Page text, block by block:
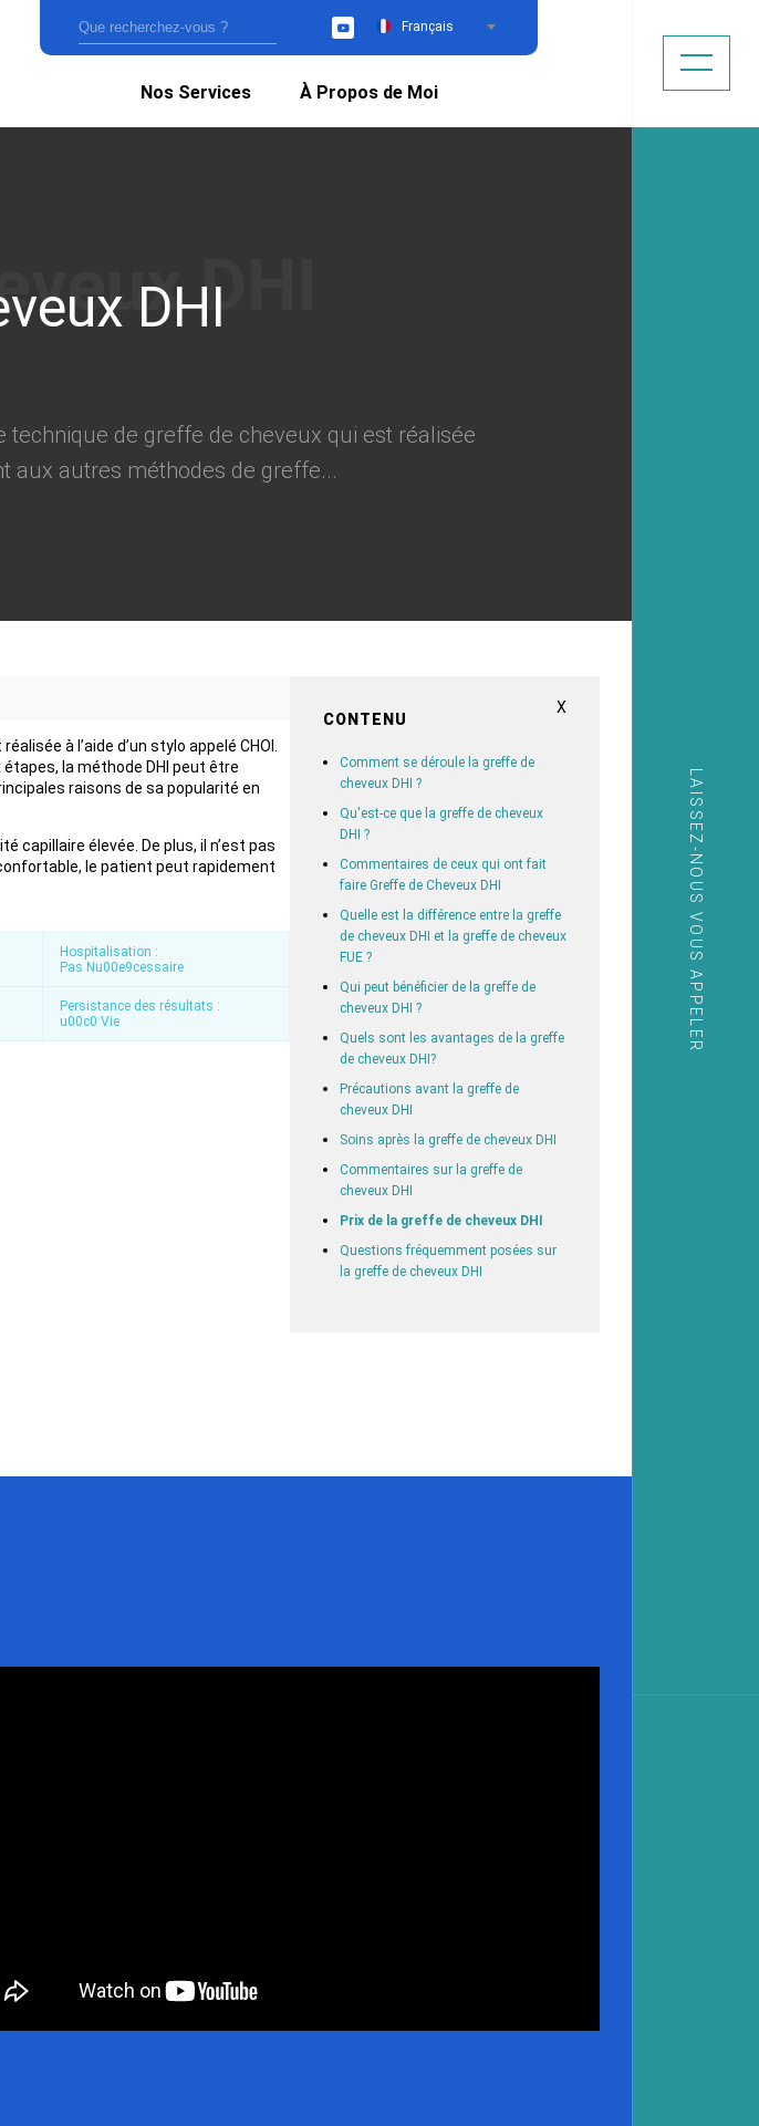
YouTubeFrançais
Nos Services À Propos de Moi
LAISSEZ-NOUS VOUS APPELER
DHI
de greffe de cheveux qui est réalisée
aux autres méthodes de greffe...
à l’aide d’un stylo appelé CHOI.
la méthode DHI peut être
raisons de sa popularité en
capillaire élevée. De plus, il n’est pas
le patient peut rapidement
Hospitalisation :
Pas Nu00e9cessaire
Persistance des résultats :
u00c0 Vie
X
CONTENU
Comment se déroule la greffe de
cheveux DHI ?
Qu'est-ce que la greffe de cheveux
DHI ?
Commentaires de ceux qui ont fait
faire Greffe de Cheveux DHI
Quelle est la différence entre la greffe
de cheveux DHI et la greffe de cheveux
FUE ?
Qui peut bénéficier de la greffe de
cheveux DHI ?
Quels sont les avantages de la greffe
de cheveux DHI?
Précautions avant la greffe de
cheveux DHI
Soins après la greffe de cheveux DHI
Commentaires sur la greffe de
cheveux DHI
Prix de la greffe de cheveux DHI
Questions fréquemment posées sur
la greffe de cheveux DHI